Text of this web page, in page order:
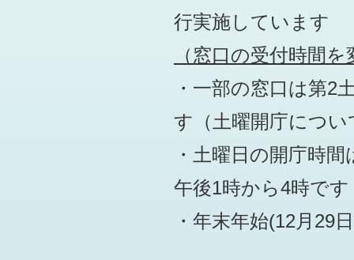
行実施しています
（窓口の受付時間
・一部の窓口は第2
す （土曜開庁につ
・土曜日の開庁時
午後1時から4時です
・年末年始(12月29